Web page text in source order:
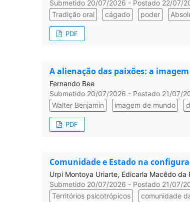
Submetido 20/07/2026 - Postado 22/07/
Tradição oral
cágado poder
PDF
A alienação das paixões: a
Fernando Bee
Submetido 20/07/2026 - Postado 21/07/
Walter Benjamin
imagem de mundo
PDF
Comunidade e Estado na
Urpi Montoya Uriarte, Edicarla Macêdo da
Submetido 20/07/2026 - Postado 21/07/
Territórios psicotrópicos
comunidade